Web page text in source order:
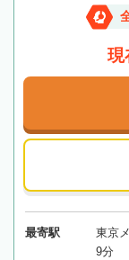
現
最寄駅
東京
9分